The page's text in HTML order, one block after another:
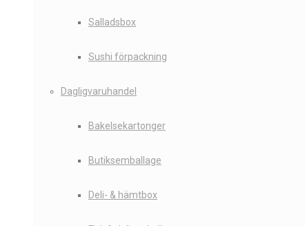
Salladsbox
Sushi förpackning
Dagligvaruhandel
Bakelsekartonger
Butiksemballage
Deli- & hämtbox